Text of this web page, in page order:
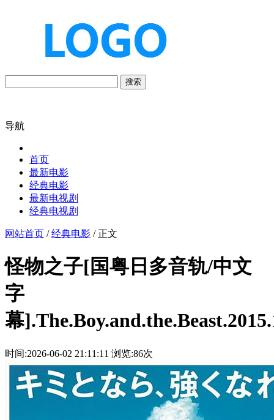
搜索
导航
首页
最新电影
经典电影
最新电视剧
经典电视剧
网站首页 /经典电影 / 正文
怪物之子[国粤日多音轨/中文
字
幕
时间:2026-06-02 21:11:11 浏览:86次